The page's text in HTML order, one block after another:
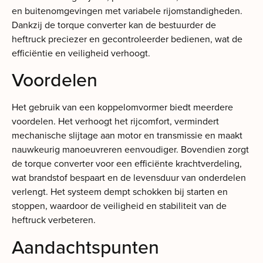
en buitenomgevingen met variabele rijomstandigheden.
Dankzij de torque converter kan de bestuurder de
heftruck preciezer en gecontroleerder bedienen, wat de
efficiëntie en veiligheid verhoogt.
Voordelen
Het gebruik van een koppelomvormer biedt meerdere
voordelen. Het verhoogt het rijcomfort, vermindert
mechanische slijtage aan motor en transmissie en maakt
nauwkeurig manoeuvreren eenvoudiger. Bovendien zorgt
de torque converter voor een efficiënte krachtverdeling,
wat brandstof bespaart en de levensduur van onderdelen
verlengt. Het systeem dempt schokken bij starten en
stoppen, waardoor de veiligheid en stabiliteit van de
heftruck verbeteren.
Aandachtspunten